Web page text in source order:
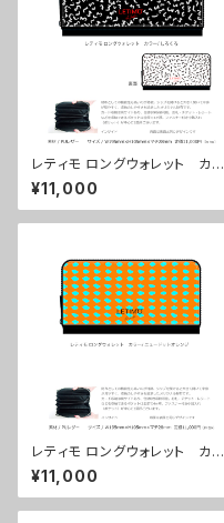
レティモ ロングウォレット カラ
ー/しろくろ ■配送まで３週間
¥11,000
レティモ ロングウォレット カラ
ー/ ニュードットオレンジ ■配
送まで３週間
¥11,000